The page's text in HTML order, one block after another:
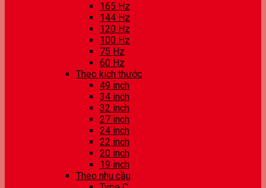
165 Hz
144 Hz
120 Hz
100 Hz
75 Hz
60 Hz
Theo kích thước
49 inch
34 inch
32 inch
27 inch
24 inch
22 inch
20 inch
19 inch
Theo nhu cầu